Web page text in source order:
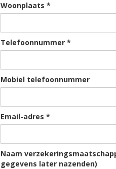
Woonplaats *
Telefoonnummer *
Mobiel telefoonnummer
Email-adres *
Naam
gegevens later nazenden)